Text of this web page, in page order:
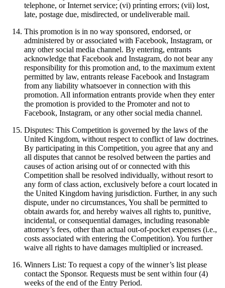
telephone, or Internet service; (vi) printing errors; (vii) lost,
late, postage due, misdirected, or undeliverable mail.
This promotion is in no way sponsored, endorsed, or
administered by or associated with Facebook, Instagram, or
any other social media channel. By entering, entrants
acknowledge that Facebook and Instagram, do not bear any
responsibility for this promotion and, to the maximum extent
permitted by law, entrants release Facebook and Instagram
from any liability whatsoever in connection with this
promotion. All information entrants provide when they enter
the promotion is provided to the Promoter and not to
Facebook, Instagram, or any other social media channel.
Disputes: This Competition is governed by the laws of the
United Kingdom, without respect to conflict of law doctrines.
By participating in this Competition, you agree that any and
all disputes that cannot be resolved between the parties and
causes of action arising out of or connected with this
Competition shall be resolved individually, without resort to
any form of class action, exclusively before a court located in
the United Kingdom having jurisdiction. Further, in any such
dispute, under no circumstances, You shall be permitted to
obtain awards for, and hereby waives all rights to, punitive,
incidental, or consequential damages, including reasonable
attorney’s fees, other than actual out-of-pocket expenses (i.e.,
costs associated with entering the Competition). You further
waive all rights to have damages multiplied or increased.
Winners List: To request a copy of the winner’s list please
contact the Sponsor. Requests must be sent within four (4)
weeks of the end of the Entry Period.